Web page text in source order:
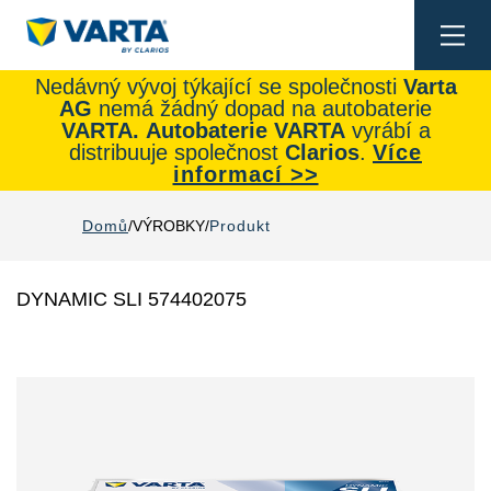
Nedávný vývoj týkající se společnosti Varta
AG nemá žádný dopad na autobaterie
VARTA. Autobaterie VARTAvyrábí a
distribuuje společnost Clarios. Více
informací >>
Domů VÝROBKY Produkt
DYNAMIC SLI 574402075